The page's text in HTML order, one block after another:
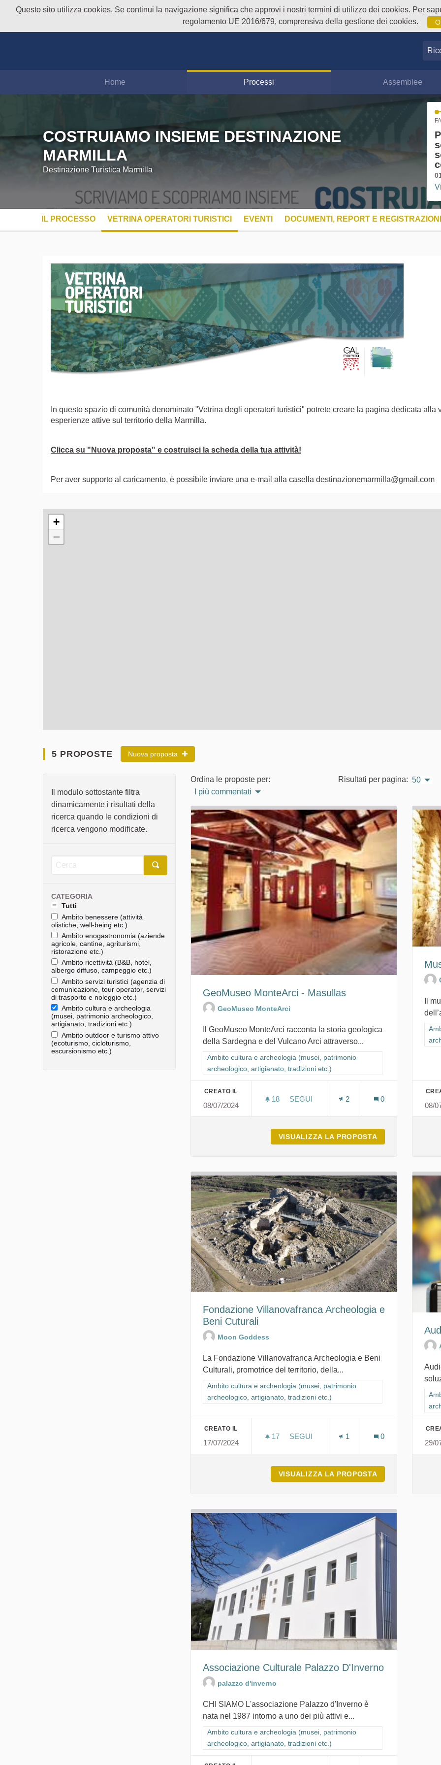
Questo sito utilizza cookies. Se continui la navigazione significa che approvi i nostri termini di utilizzo dei cookies. Per
regolamento UE 2016/679, comprensiva della gestione dei cookies.
Home Processi Assemblee
COSTRUIAMO INSIEME DESTINAZIONE
MARMILLA
Destinazione Turistica Marmilla
IL PROCESSO VETRINA OPERATORI TURISTICI EVENTI DOCUMENTI, REPORT E
In questo spazio di comunità denominato "Vetrina degli operatori turistici" potrete creare la pagina dedicata
esperienze attive sul territorio della Marmilla.
Clicca su "Nuova proposta" e costruisci la scheda della tua attività!
Per aver supporto al caricamento, è possibile inviare una e-mail alla casella destinazionemarmilla@gmail.com
L'elemento seguente è una mappa che presenta gli elementi di questa pagina come punti della mappa.
+
−
5 PROPOSTE Nuova proposta
Il modulo sottostante filtra
dinamicamente i risultati della
ricerca quando le condizioni di
ricerca vengono modificate.
CATEGORIA
Tutti
Ambito benessere (attività
olistiche, well-being etc.)
Ambito enogastronomia (aziende
agricole, cantine, agriturismi,
ristorazione etc.)
Ambito ricettività (B&B, hotel,
albergo diffuso, campeggio etc.)
Ambito servizi turistici (agenzia di
comunicazione, tour operator, servizi
di trasporto e noleggio etc.)
Ambito cultura e archeologia
(musei, patrimonio archeologico,
artigianato, tradizioni etc.)
Ambito outdoor e turismo attivo
(ecoturismo, cicloturismo,
escursionismo etc.)
Ordina le proposte per:
I più commentati
Risultati per pagina: 50
GeoMuseo MonteArci - Masullas
GeoMuseo MonteArci
Il GeoMuseo MonteArci racconta la storia geologica
della Sardegna e del Vulcano Arci attraverso...
Filtra i risultati per categoria: Ambito cultura e archeologia (musei,
Ambito cultura e archeologia (musei, patrimonio
archeologico, artigianato, tradizioni etc.)
CREATO IL
08/07/2024
18 18 SOSTENITORI
SEGUI
GEOMUSEO MONTEARCI - MASULLAS
2 0
VISUALIZZA LA PROPOSTA GEOMUSEO
Il
08/
Fondazione Villanovafranca Archeologia e
Beni Cuturali
Moon Goddess
La Fondazione Villanovafranca Archeologia e Beni
Culturali, promotrice del territorio, della...
Filtra i risultati per categoria: Ambito cultura e archeologia (musei,
Ambito cultura e archeologia (musei, patrimonio
archeologico, artigianato, tradizioni etc.)
CREATO IL
17/07/2024
17 17 SOSTENITORI
SEGUI
FONDAZIONE VILLANOVAFRANCA
1 0
VISUALIZZA LA PROPOSTA FONDAZIONE
29/
Associazione Culturale Palazzo D'Inverno
palazzo d'inverno
CHI SIAMO L'associazione Palazzo d'Inverno è
nata nel 1987 intorno a uno dei più attivi e...
Filtra i risultati per categoria: Ambito cultura e archeologia (musei,
Ambito cultura e archeologia (musei, patrimonio
archeologico, artigianato, tradizioni etc.)